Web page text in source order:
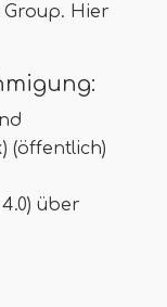
Hier
(öffentlich)
über